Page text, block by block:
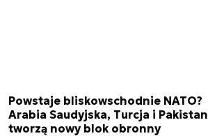
Powstaje bliskowschodnie NATO?
Arabia Saudyjska, Turcja i Pakistan
tworzą nowy blok obronny